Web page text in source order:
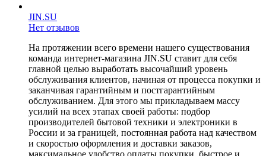
JIN.SU
Нет отзывов
На протяжении всего времени нашего существования
команда интернет-магазина JIN.SU ставит для себя
главной целью выработать высочайший уровень
обслуживания клиентов, начиная от процесса покупки и
заканчивая гарантийным и постгарантийным
обслуживанием. Для этого мы прикладываем массу
усилий на всех этапах своей работы: подбор
производителей бытовой техники и электроники в
России и за границей, постоянная работа над качеством
и скоростью оформления и доставки заказов,
максимальное удобство оплаты покупки, быстрое и